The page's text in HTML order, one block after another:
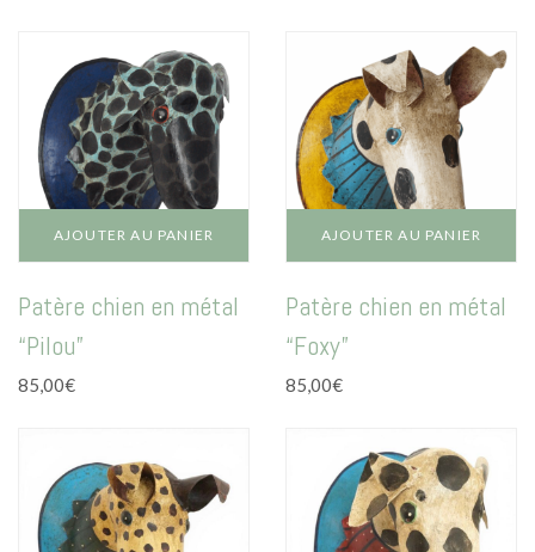
Faites des heureux
AJOUTER AU PANIER
Patère chien en métal
“Pilou”
85,00€
AJOUTER AU PANIER
Patère chien en métal
“Foxy”
85,00€